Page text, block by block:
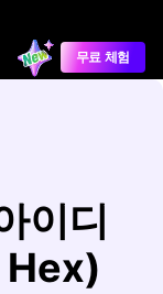
무료 체험
이디
Hex)